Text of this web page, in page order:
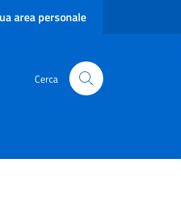
area personale
Cerca